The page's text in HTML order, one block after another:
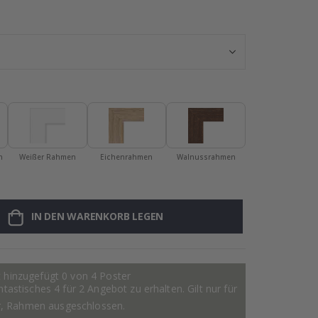
Weißer Rahmen Eichenrahmen Walnussrahmen
IN DEN WARENKORB LEGEN
hinzugefügt 0 von 4 Poster
4 für 2 Angebot zu erhalten. Gilt nur für
Rahmen ausgeschlossen.